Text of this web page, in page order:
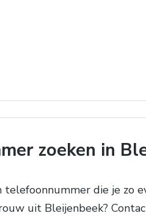
zoeken in
telefoonnummer die je zo
uit Bleijenbeek?